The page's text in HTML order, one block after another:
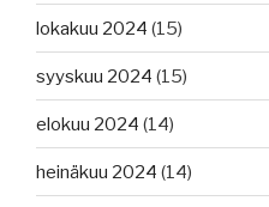
lokakuu 2024 (15)
syyskuu 2024 (15)
elokuu 2024 (14)
heinäkuu 2024 (14)